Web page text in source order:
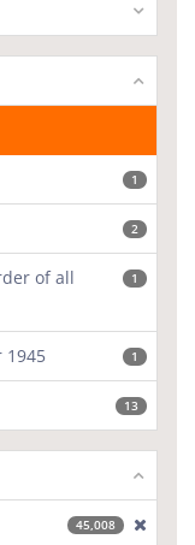
1
2
of all
1
1945 1
13
45,008